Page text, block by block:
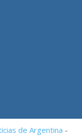
de Argentina -